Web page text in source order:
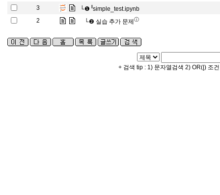
3
└❶ lsimple_test.ipynb
2
└❷ 실습 추가 문제 ⓘ
+ 검색 tip : 1) 문자열검색 2) OR(|) 조